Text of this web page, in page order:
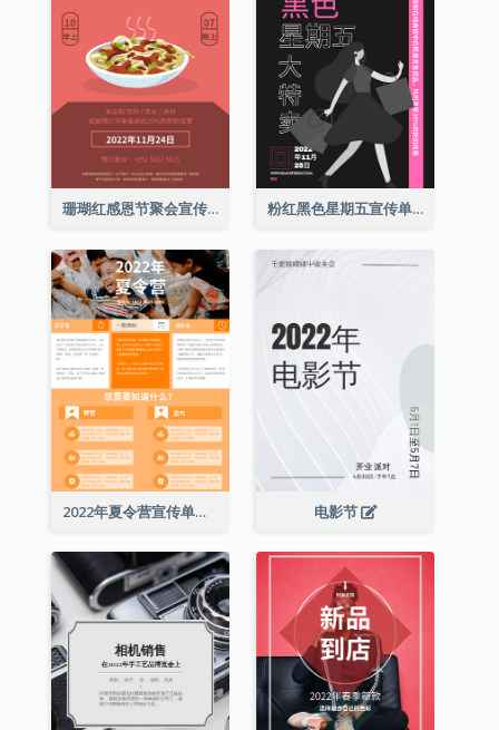
珊瑚红感恩节聚会宣传单张 粉红黑色星期五宣传单张
2022年夏令营宣传单张 电影节